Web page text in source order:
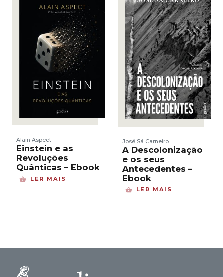
Alain Aspect
Einstein e as
Revoluções
Quânticas – Ebook
LER MAIS
José Sá Carneiro
A Descolonização
e os seus
Antecedentes –
Ebook
LER MAIS